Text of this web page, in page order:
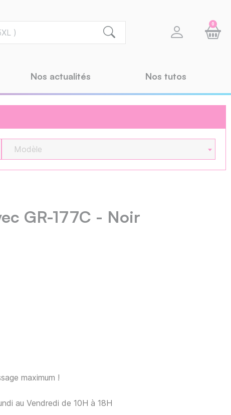
0
Nos actualités Nos tutos
Modèle
GR-177C - Noir
maximum !
au Vendredi de 10H à 18H